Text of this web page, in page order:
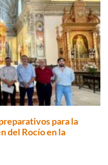
para la
del Rocío en la